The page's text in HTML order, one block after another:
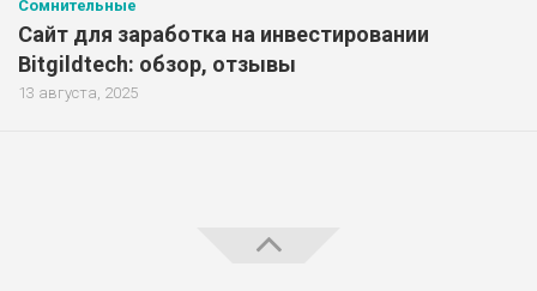
Сомнительные
Сайт для заработка на инвестировании
Bitgildtech: обзор, отзывы
13 августа, 2025